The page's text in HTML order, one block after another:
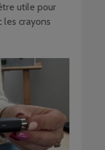
utile pour
les crayons